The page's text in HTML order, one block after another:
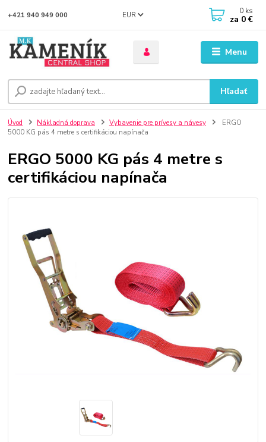
Menu
EUR
Hľadať
+421 940 949 000 0 ks
za 0 €
Úvod Nákladná doprava Vybavenie pre prívesy a návesy
ERGO
5000 KG pás 4 metre s certifikáciou napínača
ERGO 5000 KG pás 4 metre s
certifikáciou napínača